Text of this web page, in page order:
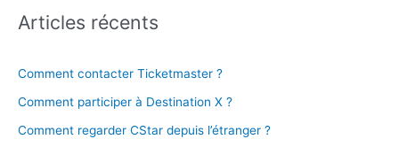
Articles récents
Comment contacter Ticketmaster ?
Comment participer à Destination X ?
Comment regarder CStar depuis l’étranger ?